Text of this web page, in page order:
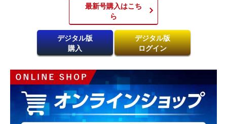
最新号購入はこち
ら​
デジタル版
購入
デジタル版
ログイン